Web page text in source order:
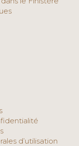
d’utilisation